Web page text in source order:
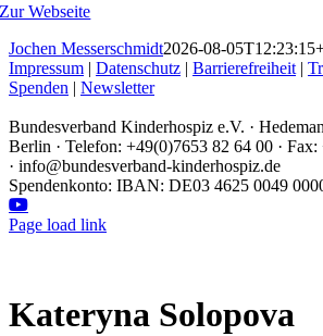
Zur Webseite
Jochen Messerschmidt2026-08-
Impressum | Datenschutz | Barrierefreiheit |
Spenden | Newsletter
Bundesverband Kinderhospiz e.V. ·
Berlin · Telefon: +49(0)7653 82 64 00 ·
· info@bundesverband-kinderhospiz.de
Spendenkonto: IBAN: DE03 4625 0049
Facebook
Instagram
LinkedIn
YouTube
Page load link
Kateryna Solopova